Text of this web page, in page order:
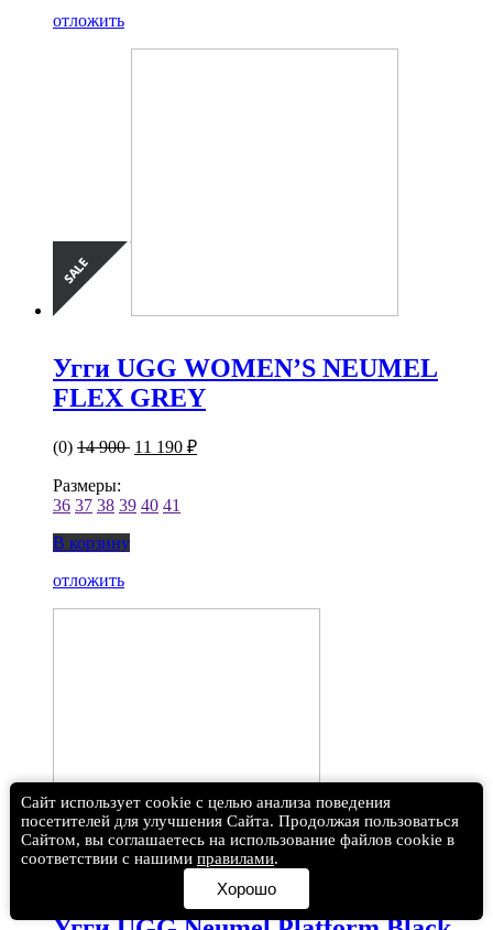
отложить
Угги UGG WOMEN’S NEUMEL
FLEX GREY
(0) 14 900 11 190 ₽
Размеры:
36 37 38 39 40 41
В корзину
отложить
Сайт использует cookie с целью анализа поведения
посетителей для улучшения Сайта. Продолжая пользоваться
Сайтом, вы соглашаетесь на использование файлов cookie в
соответствии с нашими правилами.
Хорошо